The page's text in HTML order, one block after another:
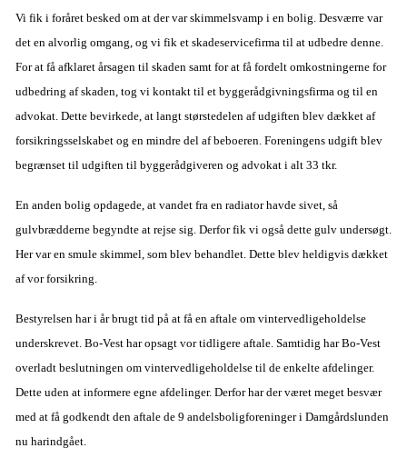
Vi fik i foråret besked om at der var skimmelsvamp i en bolig. Desværre var
det en alvorlig omgang, og vi fik et skadeservicefirma til at udbedre denne.
Forat få afklaret årsagen til skaden samt for at få fordelt omkostningerne for
udbedring af skaden, tog vi kontakt til et byggerådgivningsfirma og til en
advokat. Dette bevirkede, at langt størstedelen af udgiften blev dækket af
forsikringsselskabet og en mindre del af beboeren. Foreningens udgift blev
begrænset til udgiften til byggerådgiveren og advokat i alt 33 tkr.
En anden bolig opdagede, at vandet fra en radiator havde sivet, så
gulvbrædderne begyndte at rejse sig. Derfor fik vi også dette gulv undersøgt.
Her var en smule skimmel, som blev behandlet. Dette blev heldigvis dækket
af vor forsikring.
Bestyrelsen har i år brugt tid på at få en aftale om vintervedligeholdelse
underskrevet. Bo-Vest har opsagt vor tidligere aftale. Samtidig har Bo-Vest
overladt beslutningen om vintervedligeholdelse til de enkelte afdelinger.
Dette uden at informere egne afdelinger. Derfor har der været meget besvær
med at få godkendt den aftale de 9 andelsboligforeninger i Damgårdslunden
nu harindgået.